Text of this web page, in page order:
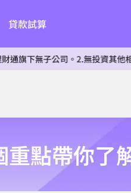
貸款試算
公司。2.無投資其他相同產業
點帶你了